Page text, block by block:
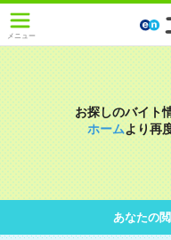
メニュー
お探しのバイト
ホームより再
あなたの